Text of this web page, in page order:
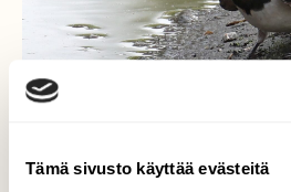
Tämä sivusto käyttää evästeitä